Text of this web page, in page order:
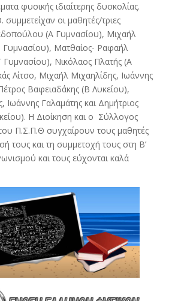
φυσικής ιδιαίτερης δυσκολίας.
οι μαθητές/τριες
(Α Γυμνασίου), Μιχαήλ
Γυμνασίου), Ματθαίος- Ραφαήλ
Νικόλαος Πλατής (Α
Λίτσο, Μιχαήλ Μιχαηλίδης, Ιωάννης
Βαφειαδάκης (Β Λυκείου),
Ιωάννης Γαλαμάτης και Δημήτριος
Η Διοίκηση και ο Σύλλογος
Π.Σ.Π.Θ συγχαίρουν τους μαθητές
τους και τη συμμετοχή τους στη Β’
και τους εύχονται καλά